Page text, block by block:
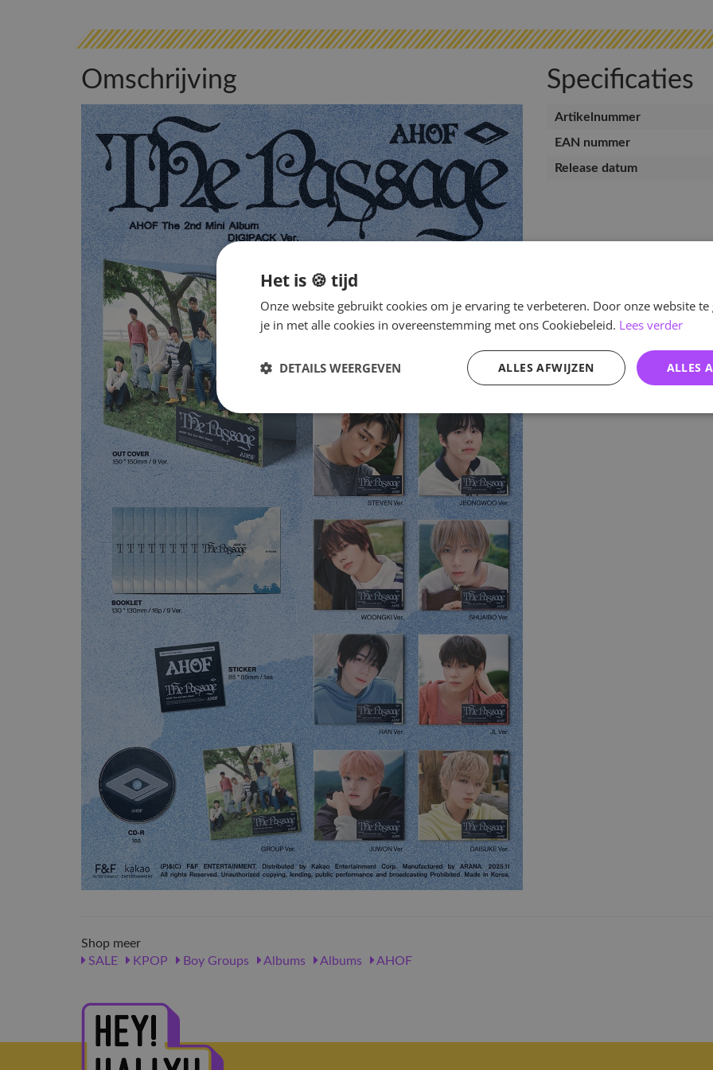
Omschrijving Specificaties
Artikelnummer
EAN nummer
Release datum
Shop meer
SALE
KPOP Boy Groups Albums Albums AHOF
Het is 🍪 tijd
Onze website gebruikt cookies om je ervaring te verbeteren. Door onze website
je in met alle cookies in overeenstemming met ons Cookiebeleid. Lees verder
ALLES
ALLES AFWIJZEN
DETAILS WEERGEVEN